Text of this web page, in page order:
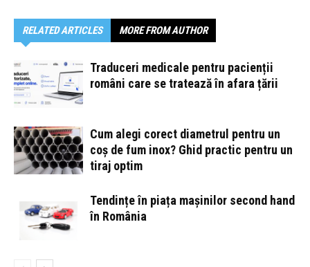
RELATED ARTICLES MORE FROM AUTHOR
Traduceri medicale pentru pacienții
români care se tratează în afara țării
Cum alegi corect diametrul pentru un
coș de fum inox? Ghid practic pentru un
tiraj optim
Tendințe în piața mașinilor second hand
în România